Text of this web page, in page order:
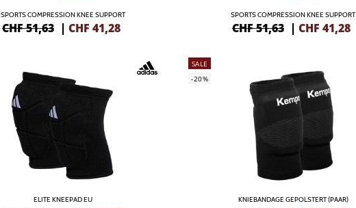
SPORTS COMPRESSION KNEE SUPPORT
CHF 51,63 | CHF 41,28
SPORTS COMPRESSION KNEE SUPPORT
CHF 51,63 | CHF 41,28
ELITE KNEEPAD EU
SALE
-20%
KNIEBANDAGE GEPOLSTERT (PAAR)